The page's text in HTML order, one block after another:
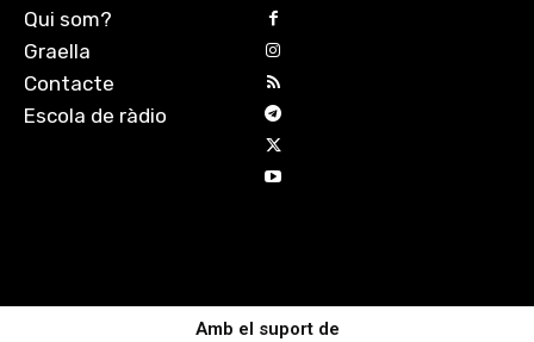
Qui som?
Graella
Contacte
Escola de ràdio
Amb el suport de